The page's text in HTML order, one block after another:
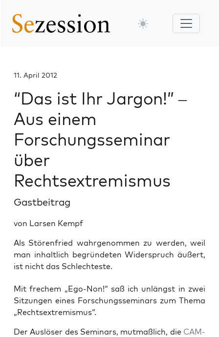
11. April 2012
“Das ist Ihr Jargon!” –
Aus einem
Forschungsseminar
über
Rechtsextremismus
Gastbeitrag
von Larsen Kempf
Als Störenfried wahrgenommen zu werden, weil
man inhaltlich begründeten Widerspruch äußert,
ist nicht das Schlechteste.
Mit fre­chem „Ego-Non!“ saß ich unlängst in zwei
Sit­zun­gen eines For­schungs­se­mi­nars zum The­ma
„Rechts­extre­mis­mus“.
Der Aus­lö­ser des Semi­nars, mut­maß­lich, die CAM­